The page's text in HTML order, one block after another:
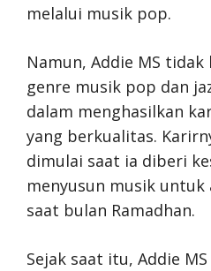
melalui musik pop.
Namun, Addie MS
genre musik pop dan
dalam menghasilkan
yang berkualitas.
dimulai saat ia diberi
menyusun musik untuk
saat bulan Ramadhan.
Sejak saat itu, Addie